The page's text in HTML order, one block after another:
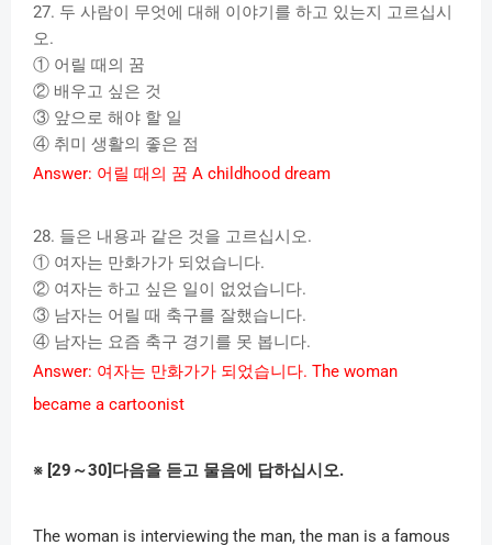
27. 두 사람이 무엇에 대해 이야기를 하고 있는지 고르십시
오.
① 어릴 때의 꿈
② 배우고 싶은 것
③ 앞으로 해야 할 일
④ 취미 생활의 좋은 점
Answer: 어릴 때의 꿈 A childhood dream
28. 들은 내용과 같은 것을 고르십시오.
① 여자는 만화가가 되었습니다.
② 여자는 하고 싶은 일이 없었습니다.
③ 남자는 어릴 때 축구를 잘했습니다.
④ 남자는 요즘 축구 경기를 못 봅니다.
Answer: 여자는 만화가가 되었습니다. The woman
became a cartoonist
※ [29 ～30] 다음을 듣고 물음에 답하십시오.
The woman is interviewing the man, the man is a famous